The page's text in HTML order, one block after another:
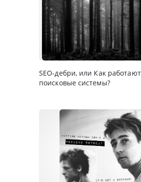
SEO-дебри, или Как работают
поисковые системы?